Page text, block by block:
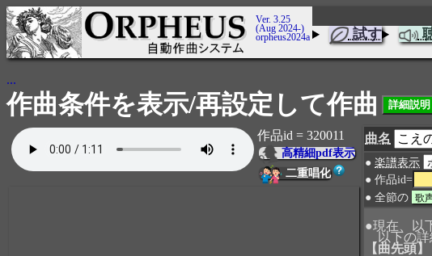
Ver. 3.25
(Aug 2024-)
orpheus2024a 試す
...
作曲条件を表示/再設定して作曲
作品id = 320011
高精細pdf表示
二重唱化
曲名
● 楽譜表示
● 作品id=
● 全節の
●現在、以
以下の詳
【曲先頭】